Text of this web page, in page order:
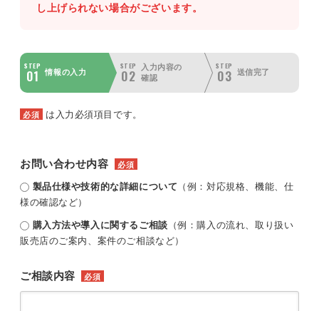
し上げられない場合がございます。
STEP
01 情報の入力
STEP
02
入力内容の
確認
STEP
03 送信完了
必須 は入力必須項目です。
お問い合わせ内容 必須
製品仕様や技術的な詳細について （例：対応規格、機能、仕
様の確認など）
購入方法や導入に関するご相談 （例：購入の流れ、取り扱い
販売店のご案内、案件のご相談など）
ご相談内容 必須